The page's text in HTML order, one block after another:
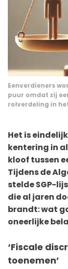
Eenverdieners
puur omdat zij
rolverdeling in
Het is
kentering in
kloof tussen
Tijdens de
stelde SGP-
die al jaren
brandt: wat
oneerlijke
‘Fiscale
toenemen’